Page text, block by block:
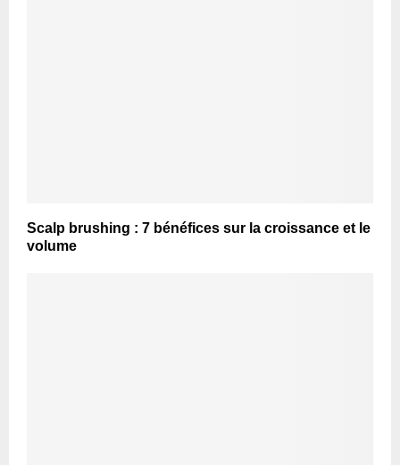
Scalp brushing : 7 bénéfices sur la croissance et le
volume